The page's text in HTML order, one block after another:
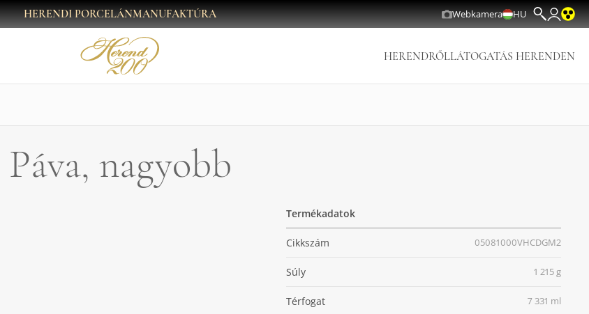
HERENDI PORCELÁNMANUFAKTÚRA Webkamera HU
HERENDRŐLLÁTOGATÁS HERENDEN
Páva, nagyobb
Termékadatok
Cikkszám 05081000VHCDGM2
Súly 1 215 g
Térfogat 7 331 ml